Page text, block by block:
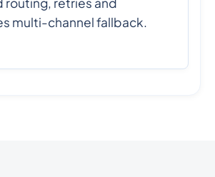
multi-channel fallback.